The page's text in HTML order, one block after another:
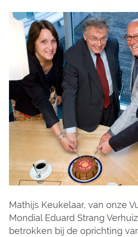
Mathijs Keukelaar, van onze
Mondial Eduard Strang
betrokken bij de oprichting